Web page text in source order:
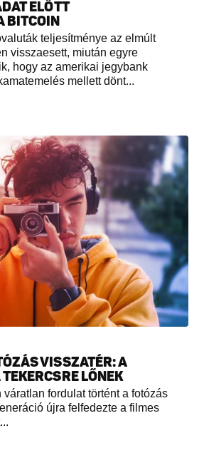
ELŐTT
BITCOIN
teljesítménye az elmúlt
visszaesett, miután egyre
hogy az amerikai jegybank
mellett dönt...
VISSZATÉR: A
LŐNEK
fordulat történt a fotózás
újra felfedezte a filmes